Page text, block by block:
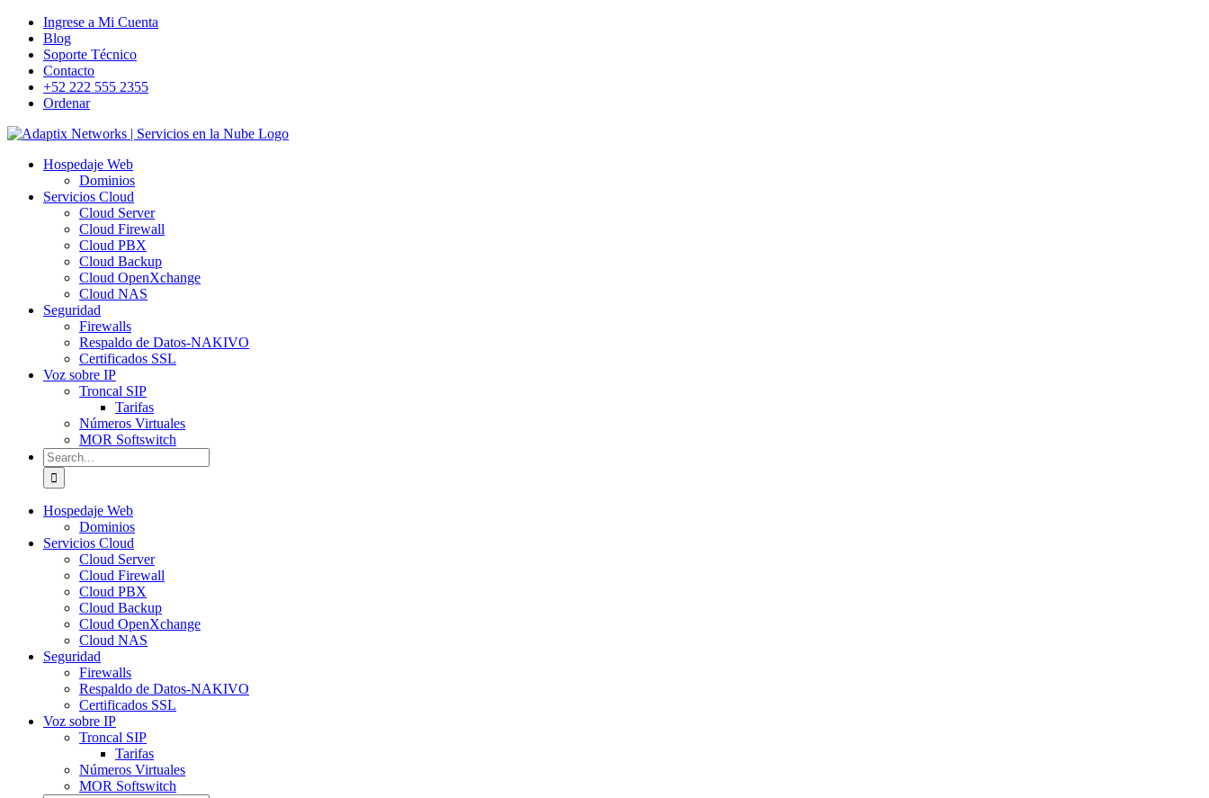
Skip
content
Facebook
LinkedIn
WhatsApp
InstagramIngrese a Mi Cuenta
Blog
Soporte Técnico
Contacto
+52 222 555 2355
Ordenar
Hospedaje Web
Dominios
Servicios Cloud
Cloud Server
Cloud Firewall
Cloud PBX
Cloud Backup
Cloud OpenXchange
Cloud NAS
Seguridad
Firewalls
Respaldo de Datos-NAKIVO
Certificados SSL
Voz sobre IP
Troncal SIP
Tarifas
Números Virtuales
MOR Softswitch
Search
for:
Hospedaje Web
Dominios
Servicios Cloud
Cloud Server
Cloud Firewall
Cloud PBX
Cloud Backup
Cloud OpenXchange
Cloud NAS
Seguridad
Firewalls
Respaldo de Datos-NAKIVO
Certificados SSL
Voz sobre IP
Troncal SIP
Tarifas
Números Virtuales
MOR Softswitch